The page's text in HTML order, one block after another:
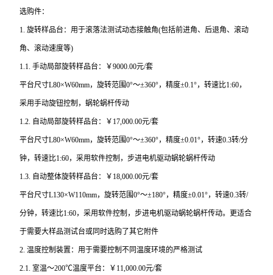
选购件：
1. 旋转样品台：用于滚落法测试动态接触角(包括前进角、后退角、滚动
角、滚动速度等)
1.1. 手动局部旋转样品台：￥9000.00元/套
平台尺寸L80×W60mm，旋转范围0°～±360°，精度±0.1°，转速比1:60，
采用手动旋钮控制，蜗轮蜗杆传动
1.2. 自动局部旋转样品台：￥17,000.00元/套
平台尺寸L80×W60mm，旋转范围0°～±360°，精度±0.01°，转速0.3转/分
钟，转速比1:60，采用软件控制，步进电机驱动蜗轮蜗杆传动
1.3. 自动整体旋转样品台：￥18,000.00元/套
平台尺寸L130×W110mm，旋转范围0°～±180°，精度±0.01°，转速0.3转/
分钟，转速比1:60，采用软件控制，步进电机驱动蜗轮蜗杆传动。更适合
于需要大样品测试台或同时选购了其它附件
2. 温度控制装置：用于需要控制不同温度环境的严格测试
2.1. 室温～200℃温度平台：￥11,000.00元/套